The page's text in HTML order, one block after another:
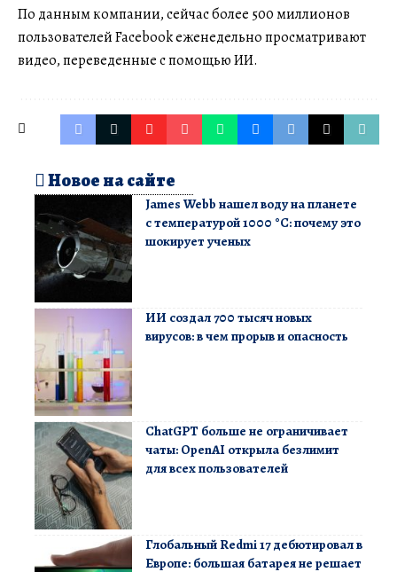
По данным компании, сейчас более 500 миллионов
пользователей Facebook еженедельно просматривают
видео, переведенные с помощью ИИ.
Новое на сайте
James Webb нашел воду на планете
с температурой 1000 °C: почему это
шокирует ученых
ИИ создал 700 тысяч новых
вирусов: в чем прорыв и опасность
ChatGPT больше не ограничивает
чаты: OpenAI открыла безлимит
для всех пользователей
Глобальный Redmi 17 дебютировал в
Европе: большая батарея не решает